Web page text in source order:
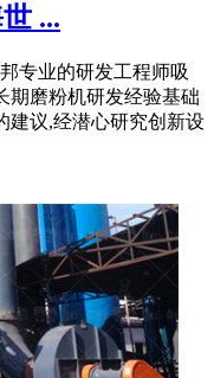
...
专业的研发工程师吸
期磨粉机研发经验基础
建议,经潜心研究创新设